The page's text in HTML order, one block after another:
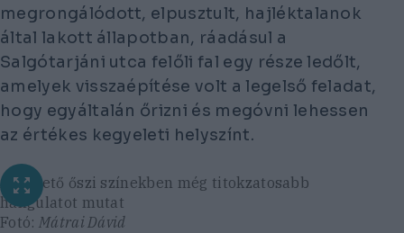
megrongálódott, elpusztult, hajléktalanok
által lakott állapotban, ráadásul a
Salgótarjáni utca felőli fal egy része ledőlt,
amelyek visszaépítése volt a legelső feladat,
hogy egyáltalán őrizni és megóvni lehessen
az értékes kegyeleti helyszínt.
A temető őszi színekben még titokzatosabb
hangulatot mutat
Fotó: Mátrai Dávid